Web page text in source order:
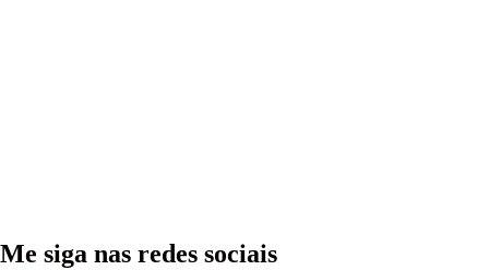
Me siga nas redes sociais